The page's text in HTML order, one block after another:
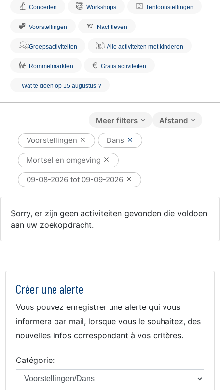
Concerten Workshops Tentoonstellingen
Voorstellingen Nachtleven
Groepsactiviteiten Alle activiteiten met kinderen
Rommelmarkten € Gratis activiteiten
Wat te doen op 15 augustus ?
Afstand
Meer filters
Voorstellingen Dans
Mortsel en omgeving
09-08-2026 tot 09-09-2026
Sorry, er zijn geen activiteiten gevonden die voldoen
aan uw zoekopdracht.
Créer une alerte
Vous pouvez enregistrer une alerte qui vous
informera par mail, lorsque vous le souhaitez, des
nouvelles infos correspondant à vos critères.
Catégorie: